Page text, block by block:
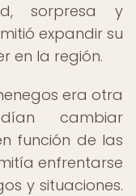
sorpresa y
expandir su
en la región.
era otra
cambiar
función de las
enfrentarse
y situaciones.